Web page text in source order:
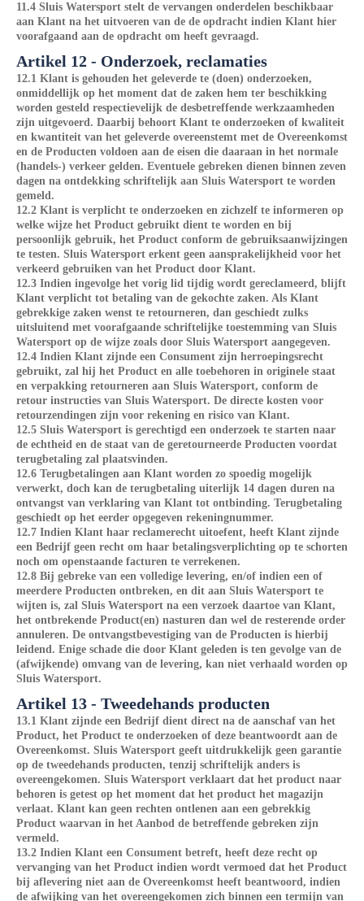
11.4 Sluis Watersport stelt de vervangen onderdelen beschikbaar
aan Klant na het uitvoeren van de de opdracht indien Klant hier
voorafgaand aan de opdracht om heeft gevraagd.
Artikel 12 - Onderzoek, reclamaties
12.1 Klant is gehouden het geleverde te (doen) onderzoeken,
onmiddellijk op het moment dat de zaken hem ter beschikking
worden gesteld respectievelijk de desbetreffende werkzaamheden
zijn uitgevoerd. Daarbij behoort Klant te onderzoeken of kwaliteit
en kwantiteit van het geleverde overeenstemt met de Overeenkomst
en de Producten voldoen aan de eisen die daaraan in het normale
(handels-) verkeer gelden. Eventuele gebreken dienen binnen zeven
dagen na ontdekking schriftelijk aan Sluis Watersport te worden
gemeld.
12.2 Klant is verplicht te onderzoeken en zichzelf te informeren op
welke wijze het Product gebruikt dient te worden en bij
persoonlijk gebruik, het Product conform de gebruiksaanwijzingen
te testen. Sluis Watersport erkent geen aansprakelijkheid voor het
verkeerd gebruiken van het Product door Klant.
12.3 Indien ingevolge het vorig lid tijdig wordt gereclameerd, blijft
Klant verplicht tot betaling van de gekochte zaken. Als Klant
gebrekkige zaken wenst te retourneren, dan geschiedt zulks
uitsluitend met voorafgaande schriftelijke toestemming van Sluis
Watersport op de wijze zoals door Sluis Watersport aangegeven.
12.4 Indien Klant zijnde een Consument zijn herroepingsrecht
gebruikt, zal hij het Product en alle toebehoren in originele staat
en verpakking retourneren aan Sluis Watersport, conform de
retour instructies van Sluis Watersport. De directe kosten voor
retourzendingen zijn voor rekening en risico van Klant.
12.5 Sluis Watersport is gerechtigd een onderzoek te starten naar
de echtheid en de staat van de geretourneerde Producten voordat
terugbetaling zal plaatsvinden.
12.6 Terugbetalingen aan Klant worden zo spoedig mogelijk
verwerkt, doch kan de terugbetaling uiterlijk 14 dagen duren na
ontvangst van verklaring van Klant tot ontbinding. Terugbetaling
geschiedt op het eerder opgegeven rekeningnummer.
12.7 Indien Klant haar reclamerecht uitoefent, heeft Klant zijnde
een Bedrijf geen recht om haar betalingsverplichting op te schorten
noch om openstaande facturen te verrekenen.
12.8 Bij gebreke van een volledige levering, en/of indien een of
meerdere Producten ontbreken, en dit aan Sluis Watersport te
wijten is, zal Sluis Watersport na een verzoek daartoe van Klant,
het ontbrekende Product(en) nasturen dan wel de resterende order
annuleren. De ontvangstbevestiging van de Producten is hierbij
leidend. Enige schade die door Klant geleden is ten gevolge van de
(afwijkende) omvang van de levering, kan niet verhaald worden op
Sluis Watersport.
Artikel 13 - Tweedehands producten
13.1 Klant zijnde een Bedrijf dient direct na de aanschaf van het
Product, het Product te onderzoeken of deze beantwoordt aan de
Overeenkomst. Sluis Watersport geeft uitdrukkelijk geen garantie
op de tweedehands producten, tenzij schriftelijk anders is
overeengekomen. Sluis Watersport verklaart dat het product naar
behoren is getest op het moment dat het product het magazijn
verlaat. Klant kan geen rechten ontlenen aan een gebrekkig
Product waarvan in het Aanbod de betreffende gebreken zijn
vermeld.
13.2 Indien Klant een Consument betreft, heeft deze recht op
vervanging van het Product indien wordt vermoed dat het Product
bij aflevering niet aan de Overeenkomst heeft beantwoord, indien
de afwijking van het overeengekomen zich binnen een termijn van